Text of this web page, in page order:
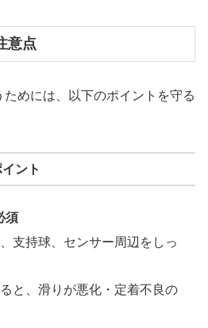
意点
めには、以下のポイントを守る
ント
須
支持球、センサー周辺をしっ
と、滑りが悪化・定着不良の